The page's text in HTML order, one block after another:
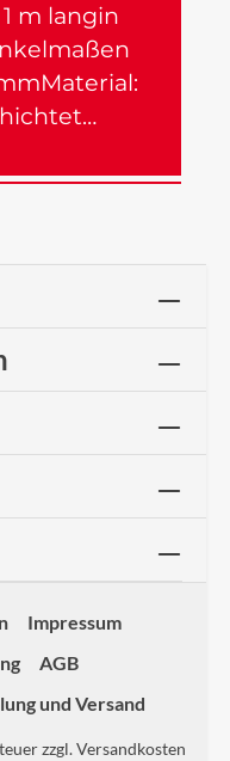
m langin
Impressum
AGB
und Versand
zzgl.Versandkosten